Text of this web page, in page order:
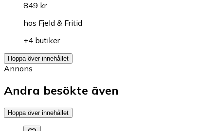
849 kr
hos Fjeld & Fritid
+4 butiker
Hoppa över innehållet
Annons
Andra besökte även
Hoppa över innehållet